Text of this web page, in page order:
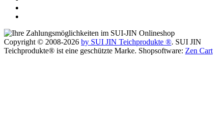
Copyright © 2008-2026 by SUI JIN Teichprodukte ®. SUI JIN
Teichprodukte® ist eine geschützte Marke. Shopsoftware: Zen Cart